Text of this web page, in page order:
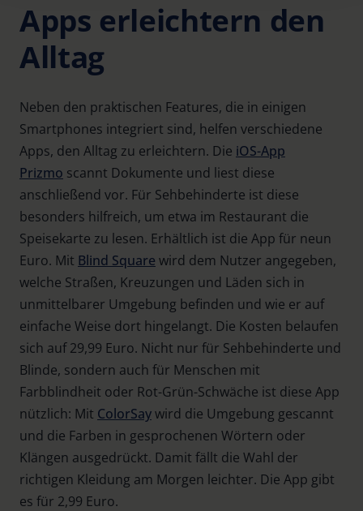
Further information on the procedures used and your
rights can be found in our
Apps erleichtern den
Alltag
Neben den praktischen Features, die in einigen
Smartphones integriert sind, helfen verschiedene
Apps, den Alltag zu erleichtern. Die iOS-App
Prizmo scannt Dokumente und liest diese
anschließend vor. Für Sehbehinderte ist diese
besonders hilfreich, um etwa im Restaurant die
Speisekarte zu lesen. Erhältlich ist die App für neun
Euro. Mit Blind Square wird dem Nutzer angegeben,
welche Straßen, Kreuzungen und Läden sich in
unmittelbarer Umgebung befinden und wie er auf
einfache Weise dort hingelangt. Die Kosten belaufen
sich auf 29,99 Euro. Nicht nur für Sehbehinderte und
Blinde, sondern auch für Menschen mit
Farbblindheit oder Rot-Grün-Schwäche ist diese App
nützlich: Mit ColorSaywird die Umgebung gescannt
und die Farben in gesprochenen Wörtern oder
Klängen ausgedrückt. Damit fällt die Wahl der
richtigen Kleidung am Morgen leichter. Die App gibt
es für 2,99 Euro.